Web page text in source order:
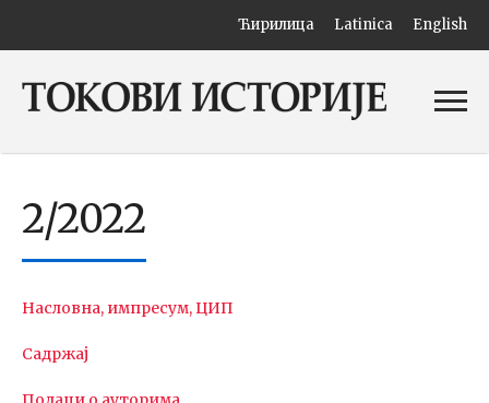
Ћирилица Latinica English
2/2022
Насловна, импресум, ЦИП
Садржај